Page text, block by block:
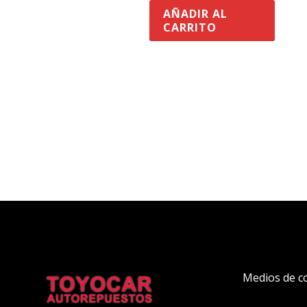
AÑADIR AL
CARRITO
Medios de